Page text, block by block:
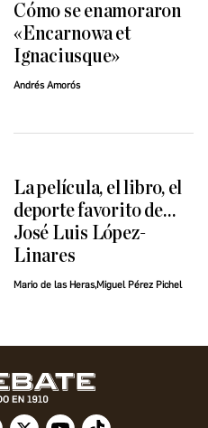
Cómo se enamoraron
«Encarnowa et
Ignaciusque»
Andrés Amorós
La película, el libro, el
deporte favorito de…
José Luis López-
Linares
Mario de las Heras,Miguel Pérez Pichel